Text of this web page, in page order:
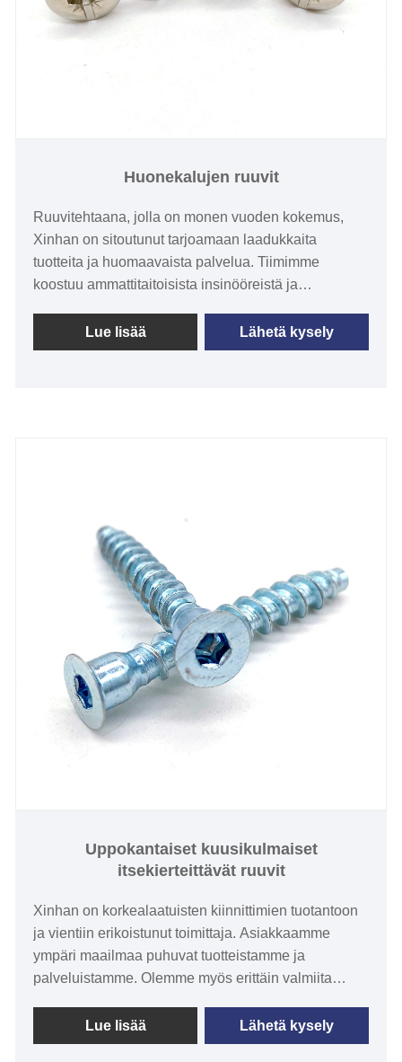
Huonekalujen ruuvit
Ruuvitehtaana, jolla on monen vuoden kokemus,
Xinhan on sitoutunut tarjoamaan laadukkaita
tuotteita ja huomaavaista palvelua. Tiimimme
koostuu ammattitaitoisista insinööreistä ja
Kiinnitämme huomiota yksityiskohtiin ja laatuun ja
varmistamme, että jokainen tuote täyttää tiukat
Lue lisää Lähetä kysely
Uppokantaiset kuusikulmaiset
itsekierteittävät ruuvit
Xinhan on korkealaatuisten kiinnittimien tuotantoon
ja vientiin erikoistunut toimittaja. Asiakkaamme
ympäri maailmaa puhuvat tuotteistamme ja
palveluistamme. Olemme myös erittäin valmiita
sinulle parasta laatua olevia tuotteita ja palveluita.
Uppokantaisessa kuusikulmaisessa
Lue lisää Lähetä kysely